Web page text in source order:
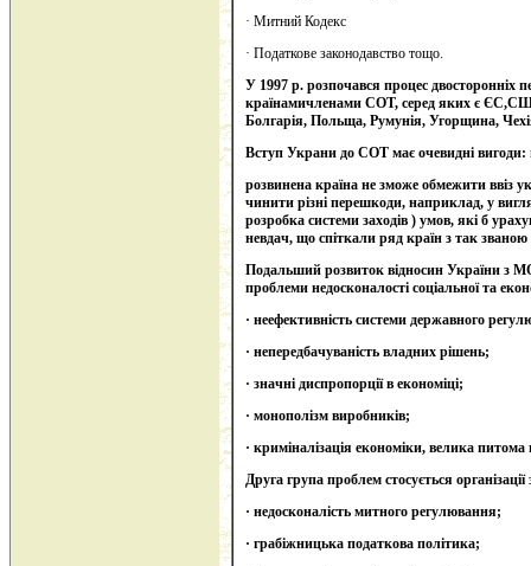
· Митний Кодекс
· Податкове законодавство тощо.
У 1997 р. розпочався процес двосторонніх
країнамичленами СОТ, серед яких є
Болгарія, Польща, Румунія, Угорщина,
Вступ Украни до СОТ має очевидні вигоди:
розвинена країна не зможе обмежити ввіз
чинити різні перешкоди, наприклад, у
розробка системи заходів ) умов, які б
невдач, що спіткали ряд країн з так
Подальший розвиток відносин України з
проблеми недосконалості соціальної та
· неефективність системи державного
· непередбачуваність владних рішень;
· значні диспропорції в економіці;
· монополізм виробників;
· криміналізація економіки, велика питома
Друга група проблем стосується
· недосконалість митного регулювання;
· грабіжницька податкова політика;